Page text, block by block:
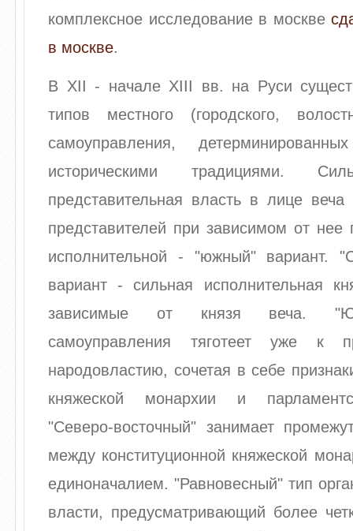
комплексное исследование в москве
в москве.
В XII - начале XIII вв. на Руси
типов местного (городского,
самоуправления,
историческими традициями.
представительная власть в лице
представителей при зависимом от нее
исполнительной - "южный" вариант.
вариант - сильная исполнительная
зависимые от князя веча.
самоуправления тяготеет уже к
народовластию, сочетая в себе
княжеской монархии и
"Северо-восточный" занимает
между конституционной княжеской
единоначалием. "Равновесный" тип
власти, предусматривающий более